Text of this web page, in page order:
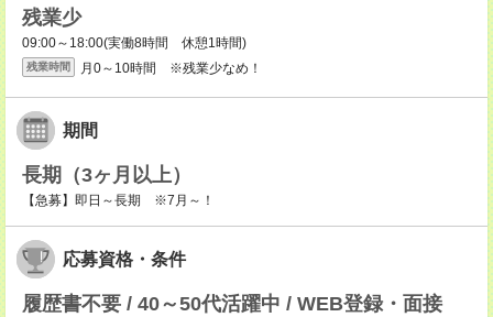
残業少
09:00～18:00(実働8時間 休憩1時間)
残業時間 月0～10時間 ※残業少なめ！
期間
長期（3ヶ月以上）
【急募】即日～長期 ※7月～！
応募資格・条件
履歴書不要 / 40～50代活躍中 / WEB登録・面接